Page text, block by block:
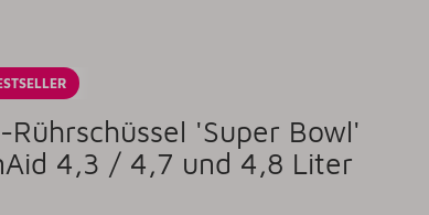
'Super Bowl'
4,3 / 4,7 und 4,8 Liter